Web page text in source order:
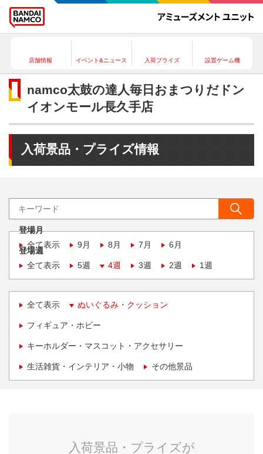
店舗情報 イベント&ニュース 入荷プライズ 設置ゲーム機
namco太鼓の達人毎日おまつりだドン
イオンモール長久手店
入荷景品・プライズ情報
登場月
全て表示
9月 8月 7月 6月
登場週
全て表示
5週 4週 3週 2週 1週
全て表示 ぬいぐるみ・クッション
フィギュア・ホビー
キーホルダー・マスコット・アクセサリー
生活雑貨・インテリア・小物 その他景品